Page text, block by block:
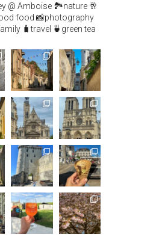
@ Amboise 🏞️nature 🥂
food 📸photography
🧳travel 🍵green tea